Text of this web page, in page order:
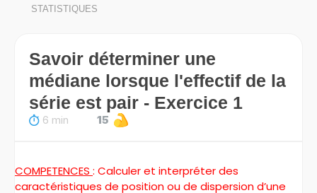
STATISTIQUES
Savoir déterminer une
médiane lorsque l'effectif de la
série est pair - Exercice 1
6 min 15
COMPETENCES : Calculer et interpréter des
caractéristiques de position ou de dispersion d’une